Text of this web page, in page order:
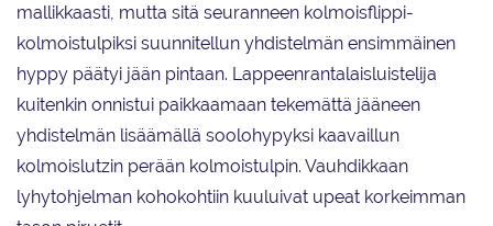
mallikkaasti, mutta sitä seuranneen kolmoisflippi-
kolmoistulpiksi suunnitellun yhdistelmän ensimmäinen
hyppy päätyi jään pintaan. Lappeenrantalaisluistelija
kuitenkin onnistui paikkaamaan tekemättä jääneen
yhdistelmän lisäämällä soolohypyksi kaavaillun
kolmoislutzin perään kolmoistulpin. Vauhdikkaan
lyhytohjelman kohokohtiin kuuluivat upeat korkeimman